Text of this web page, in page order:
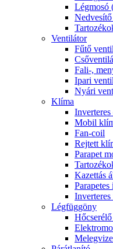
Légmosó
Nedvesítő
Ventilátor
Fűtő
Fali-,
Ipari
Nyári
Klíma
Mobil
Fan-coil
Rejtett
Parapet
Kazettás
Légfüggöny